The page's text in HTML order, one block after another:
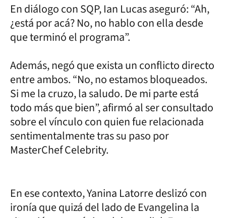
En diálogo con SQP, Ian Lucas aseguró: “Ah,
¿está por acá? No, no hablo con ella desde
que terminó el programa”.
Además, negó que exista un conflicto directo
entre ambos. “No, no estamos bloqueados.
Si me la cruzo, la saludo. De mi parte está
todo más que bien”, afirmó al ser consultado
sobre el vínculo con quien fue relacionada
sentimentalmente tras su paso por
MasterChef Celebrity.
En ese contexto, Yanina Latorre deslizó con
ironía que quizá del lado de Evangelina la